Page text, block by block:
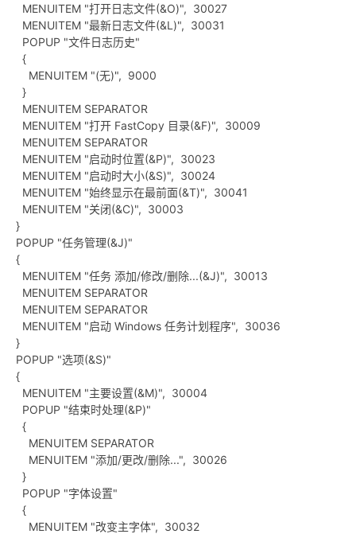
MENUITEM "打开日志文件(&O)", 30027
MENUITEM "最新日志文件(&L)", 30031
POPUP "文件日志历史"
{
MENUITEM "(无)", 9000
}
MENUITEM SEPARATOR
MENUITEM "打开 FastCopy 目录(&F)", 30009
MENUITEM SEPARATOR
MENUITEM "启动时位置(&P)", 30023
MENUITEM "启动时大小(&S)", 30024
MENUITEM "始终显示在最前面(&T)", 30041
MENUITEM "关闭(&C)", 30003
}
POPUP "任务管理(&J)"
{
MENUITEM "任务 添加/修改/删除...(&J)", 30013
MENUITEM SEPARATOR
MENUITEM SEPARATOR
MENUITEM "启动 Windows 任务计划程序", 30036
}
POPUP "选项(&S)"
{
MENUITEM "主要设置(&M)", 30004
POPUP "结束时处理(&P)"
{
MENUITEM SEPARATOR
MENUITEM "添加/更改/删除...", 30026
}
POPUP "字体设置"
{
MENUITEM "改变主字体", 30032